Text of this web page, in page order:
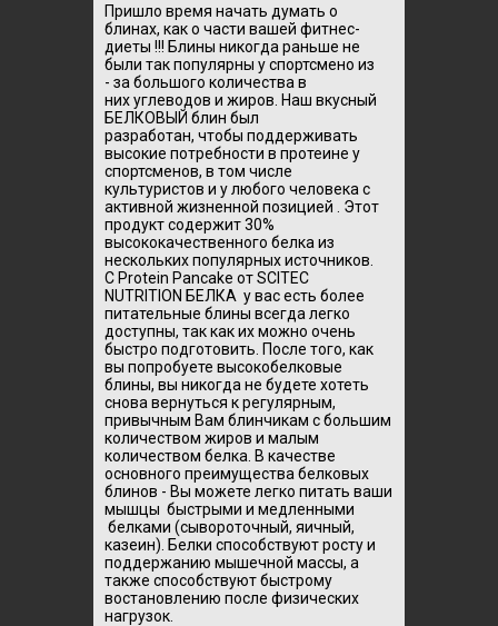
Пришло время начать думать о
блинах, как о части вашей фитнес-
диеты !!! Блины никогда раньше не
были так популярны у спортсмено из
- за большого количества в
них углеводов и жиров. Наш вкусный
БЕЛКОВЫЙ блин был
разработан, чтобы поддерживать
высокие потребности в протеине у
спортсменов, в том числе
культуристов и у любого человека с
активной жизненной позицией . Этот
продукт содержит 30%
высококачественного белка из
нескольких популярных источников.
С Protein Pancake от SCITEC
NUTRITION БЕЛКА у вас есть более
питательные блины всегда легко
доступны, так как их можно очень
быстро подготовить. После того, как
вы попробуете высокобелковые
блины, вы никогда не будете хотеть
снова вернуться к регулярным,
привычным Вам блинчикам с большим
количеством жиров и малым
количеством белка. В качестве
основного преимущества белковых
блинов - Вы можете легко питать ваши
мышцы быстрыми и медленными
белками (сывороточный, яичный,
казеин). Белки способствуют росту и
поддержанию мышечной массы, а
также способствуют быстрому
востановлению после физических
нагрузок.